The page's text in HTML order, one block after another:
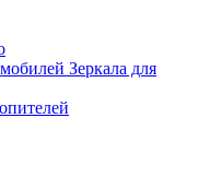
Зеркала для